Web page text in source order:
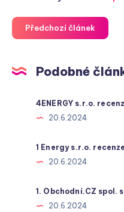
Předchozí článek
Podobné
4ENERGY s.r.o.
20.6.2024
1 Energy s.r.o.
20.6.2024
1. Obchodní.CZ spol.
20.6.2024